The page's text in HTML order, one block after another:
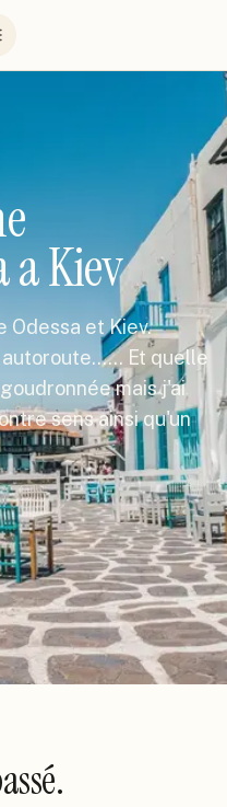
a Kiev
Odessa et Kiev.
Et quelle
mais j'ai
sens ainsi qu'un